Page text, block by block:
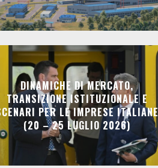
DINAMICHE DI MERCATO,
TRANSIZIONE ISTITUZIONALE E
PER LE IMPRESE ITALIANE
(20 – 25 LUGLIO 2026)